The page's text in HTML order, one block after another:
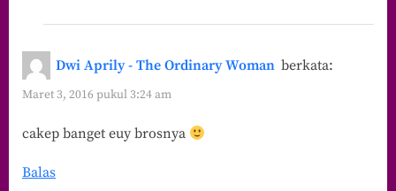
Dwi Aprily - The Ordinary Woman berkata:
Maret 3, 2016 pukul 3:24 am
cakep banget euy brosnya
Balas